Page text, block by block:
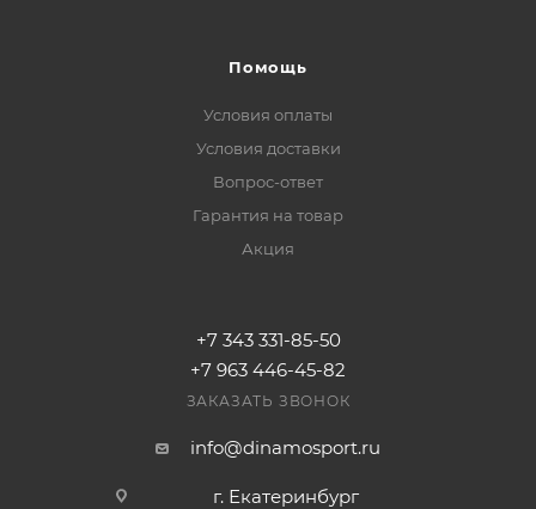
Помощь
Условия оплаты
Условия доставки
Вопрос-ответ
Гарантия на товар
Акция
+7 343 331-85-50
+7 963 446-45-82
ЗАКАЗАТЬ ЗВОНОК
info@dinamosport.ru
г. Екатеринбург